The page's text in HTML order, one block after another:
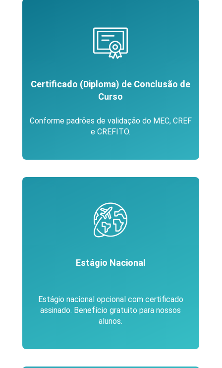
Certificado (Diploma) de Conclusão de
Curso
Conforme padrões de validação do MEC, CREF
e CREFITO.
Estágio Nacional
Estágio nacional opcional com certificado
assinado. Benefício gratuito para nossos
alunos.